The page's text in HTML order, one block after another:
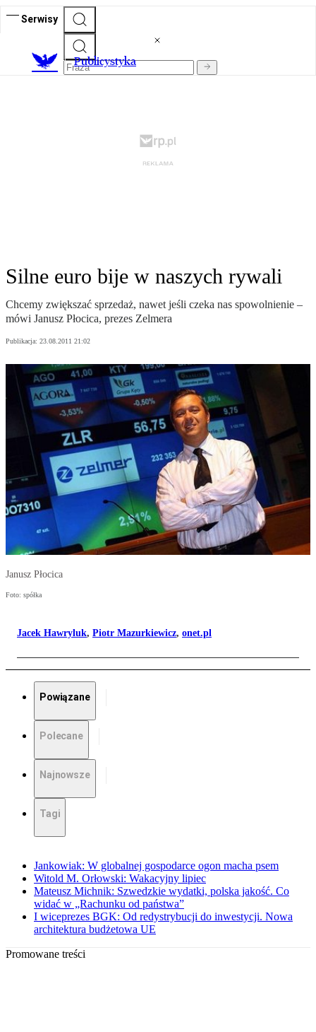
Serwisy
Publicystyka
Silne euro bije w naszych rywali
Chcemy zwiększać sprzedaż, nawet jeśli czeka nas spowolnienie –
mówi Janusz Płocica, prezes Zelmera
Publikacja: 23.08.2011 21:02
Janusz Płocica
Foto: spółka
Jacek Hawryluk, Piotr Mazurkiewicz, onet.pl
Powiązane
Polecane
Najnowsze
Tagi
Jankowiak: W globalnej gospodarce ogon macha psem
Witold M. Orłowski: Wakacyjny lipiec
Mateusz Michnik: Szwedzkie wydatki, polska jakość. Co
widać w „Rachunku od państwa”
I wiceprezes BGK: Od redystrybucji do inwestycji. Nowa
architektura budżetowa UE
Promowane treści